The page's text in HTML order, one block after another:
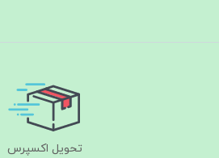
تحویل اکسپرس